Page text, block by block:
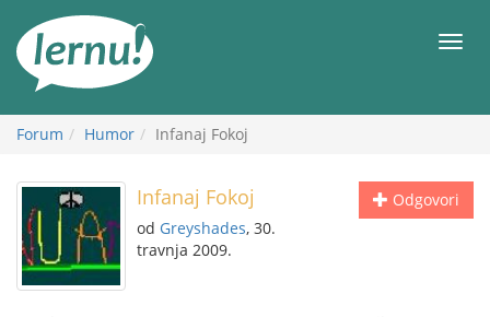
Meni
Forum Humor Infanaj Fokoj
Odgovori
Infanaj Fokoj
od Greyshades, 30.
travnja 2009.